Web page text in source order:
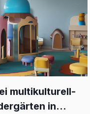
multikulturell-
in...